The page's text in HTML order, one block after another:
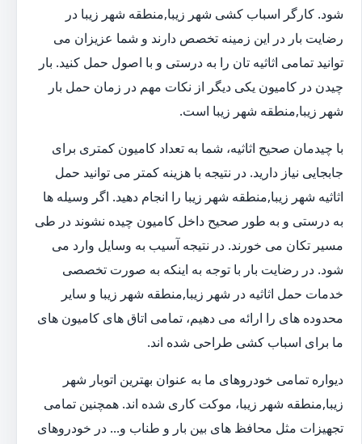
شود. کارگر اسباب کشی شهر زیبا,منطقه شهر زیبا در
رضایت بار در این زمینه تخصص دارند و شما عزیزان می
توانید تمامی اثاثیه تان را به درستی و با اصول حمل کنید. بار
چیدن در کامیون یکی دیگر از نکات مهم در زمان حمل بار
شهر زیبا,منطقه شهر زیبا است.
با چیدمان صحیح اثاثیه، شما به تعداد کامیون کمتری برای
جابجایی نیاز دارید. در نتیجه با هزینه کمتر می توانید حمل
اثاثیه شهر زیبا,منطقه شهر زیبا را انجام دهید. اگر وسیله ها
به درستی و به طور صحیح داخل کامیون چیده نشوند در طی
مسیر تکان می خورند. در نتیجه آسیب به وسایل وارد می
شود. در رضایت بار با توجه به اینکه به صورت تخصصی
خدمات حمل اثاثیه در شهر زیبا,منطقه شهر زیبا و سایر
محدوده های را ارائه می دهیم، تمامی اتاق های کامیون های
ما برای اسباب کشی طراحی شده اند.
دیواره تمامی خودروهای ما به عنوان بهترین اتوبار شهر
زیبا,منطقه شهر زیبا، موکت کاری شده اند. همچنین تمامی
تجهیزات مثل محافظ های بین بار و طناب و... در خودروهای